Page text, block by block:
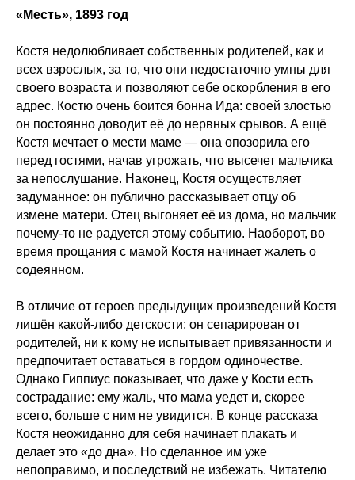
«Месть», 1893 год
Костя недолюбливает собственных родителей, как и
всех взрослых, за то, что они недостаточно умны для
своего возраста и позволяют себе оскорбления в его
адрес. Костю очень боится бонна Ида: своей злостью
он постоянно доводит её до нервных срывов. А ещё
Костя мечтает о мести маме — она опозорила его
перед гостями, начав угрожать, что высечет мальчика
за непослушание. Наконец, Костя осуществляет
задуманное: он публично рассказывает отцу об
измене матери. Отец выгоняет её из дома, но мальчик
почему-то не радуется этому событию. Наоборот, во
время прощания с мамой Костя начинает жалеть о
содеянном.
В отличие от героев предыдущих произведений Костя
лишён какой-либо детскости: он сепарирован от
родителей, ни к кому не испытывает привязанности и
предпочитает оставаться в гордом одиночестве.
Однако Гиппиус показывает, что даже у Кости есть
сострадание: ему жаль, что мама уедет и, скорее
всего, больше с ним не увидится. В конце рассказа
Костя неожиданно для себя начинает плакать и
делает это «до дна». Но сделанное им уже
непоправимо, и последствий не избежать. Читателю